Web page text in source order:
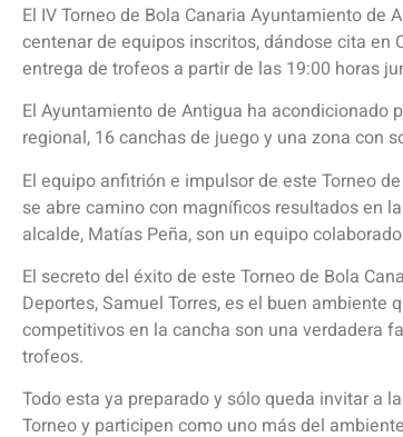
El IV Torneo de Bola Canaria Ayuntamiento
centenar de equipos inscritos, dándose cita en
entrega de trofeos a partir de las 19:00 horas
El Ayuntamiento de Antigua ha acondicionado
regional, 16 canchas de juego y una zona con
El equipo anfitrión e impulsor de este Torneo
se abre camino con magníficos resultados en
alcalde, Matías Peña, son un equipo
El secreto del éxito de este Torneo de Bola
Deportes, Samuel Torres, es el buen
competitivos en la cancha son una verdadera
trofeos.
Todo esta ya preparado y sólo queda invitar a
Torneo y participen como uno más del